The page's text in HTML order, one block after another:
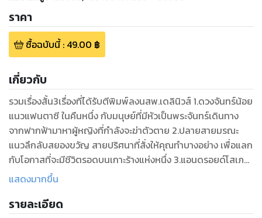
ราคา
ซื้อฉบับนี้: 49.00 ฿
เกี่ยวกับ
รวมเรื่องสั้น3เรื่องที่ได้รับตีพิมพ์ลงนสพ.เดลินิวส์ 1.ดวงจันทร์น้อย
แนวแฟนตาซี ในคืนหนึ่ง กับมนุษย์ที่มีหัวเป็นพระจันทร์เดินทาง
จากฟากฟ้ามาหาผู้หญิงที่กำลังจะฆ่าตัวตาย 2.ปลายสายมรณะ
แนวลึกลับสยองขวัญ สายปริศนาที่สั่งให้คุณทำบางอย่าง เพื่อแลก
กับโอกาสที่จะมีชีวิตรอดบนเกาะร้างแห่งหนึ่ง 3.แอนดรอยด์โสเภณี
แนวไซไฟดราม่า หญิงสาวที่ยอมขายตัวเพื่อครอบครัว ในยุคสมัย
แสดงมากขึ้น
รายละเอียด